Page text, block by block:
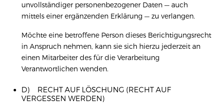
unvollständiger personenbezogener Daten — auch
mittels einer ergänzenden Erklärung — zu verlangen.
Möchte eine betroffene Person dieses Berichtigungsrecht
in Anspruch nehmen, kann sie sich hierzu jederzeit an
einen Mitarbeiter des für die Verarbeitung
Verantwortlichen wenden.
D) RECHT AUF LÖSCHUNG (RECHT AUF
VERGESSEN WERDEN)